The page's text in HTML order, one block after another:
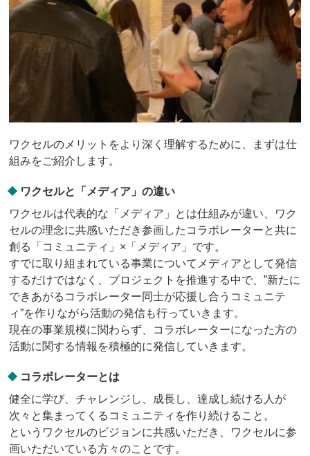
ワクセルのメリットをより深く理解するために、まずは仕
組みをご紹介します。
ワクセルと「メディア」の違い
ワクセルは代表的な「メディア」とは仕組みが違い、ワク
セルの理念に共感いただき参画したコラボレーターと共に
創る「コミュニティ」×「メディア」です。
すでに取り組まれている事業についてメディアとして発信
するだけではなく、プロジェクトを推進する中で、”新たに
できあがるコラボレーター同士が応援し合うコミュニテ
ィ”を作りながら活動の発信も行っていきます。
現在の事業規模に関わらず、コラボレーターになった方の
活動に関する情報を積極的に発信していきます。
コラボレーターとは
健全に学び、チャレンジし、成長し、達成し続ける人が
次々と集まってくるコミュニティを作り続けること。
というワクセルのビジョンに共感いただき、ワクセルに参
画いただいている方々のことです。